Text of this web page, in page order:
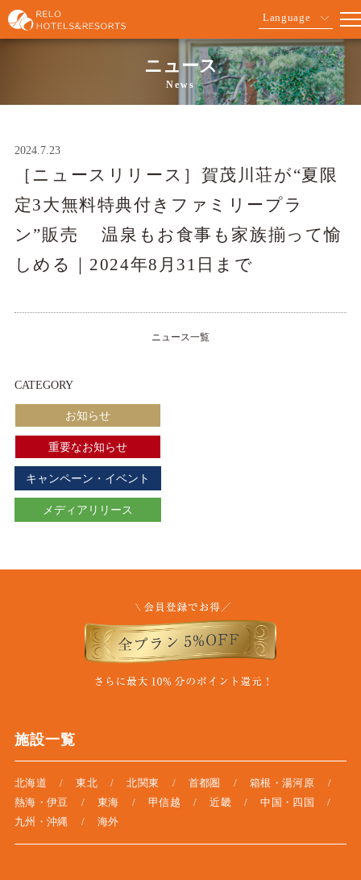
Language
ニュース
News
2024.7.23
［ニュースリリース］賀茂川荘が“夏限
定3大無料特典付きファミリープラ
ン”販売 温泉もお食事も家族揃って愉
しめる｜2024年8月31日まで
ニュース一覧
CATEGORY
お知らせ
重要なお知らせ
キャンペーン・イベント
メディアリリース
施設一覧
北海道 東北 北関東 首都圏
箱根・湯河原
熱海・伊豆
東海 甲信越 近畿
中国・四国
九州・沖縄
海外